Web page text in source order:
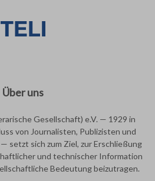
Über uns
Gesellschaft) e.V. — 1929 in
von Journalisten, Publizisten und
setzt sich zum Ziel, zur Erschließung
und technischer Information
Bedeutung beizutragen.